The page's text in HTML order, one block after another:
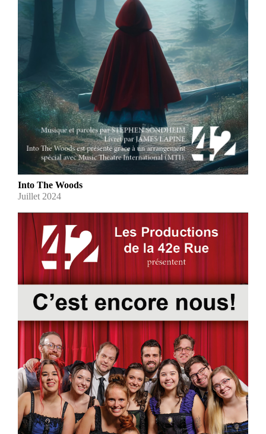
Into The Woods
Juillet 2024